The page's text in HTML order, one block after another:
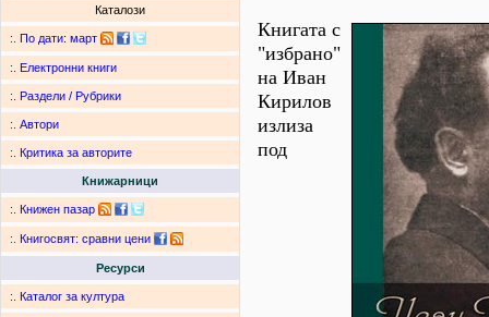
Каталози
:. По дати: март
:. Електронни книги
:. Раздели / Рубрики
:. Автори
:. Критика за авторите
Книжарници
:. Книжен пазар
:. Книгосвят: сравни цени
Ресурси
:. Каталог за култура
Книгата с
"избрано"
на Иван
Кирилов
излиза
под